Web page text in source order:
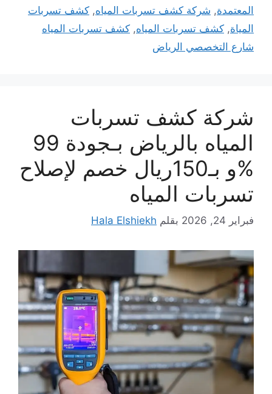
المعتمدة, شركة كشف تسربات المياه, كشف تسربات
المياة, كشف تسربات المياه, كشف تسربات المياه
شارع التخصصي الرياض
شركة كشف تسربات
المياه بالرياض بـجودة 99
%و بـ150ريال خصم لإصلاح
تسربات المياه
فبراير 24, 2026 بقلم Hala Elshiekh